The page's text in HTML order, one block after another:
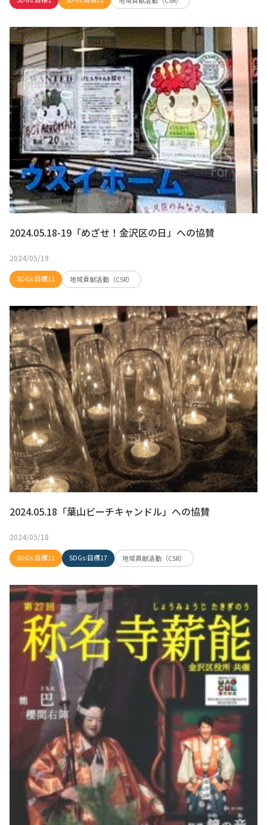
2024.05.18-19「めざせ！金沢区の日」への協賛
2024/05/19
SDGs:目標11 地域貢献活動（CSR）
2024.05.18「葉山ビーチキャンドル」への協賛
2024/05/18
SDGs:目標11 SDGs:目標17 地域貢献活動（CSR）